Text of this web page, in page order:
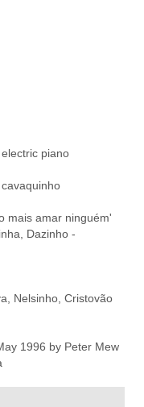
piano
mais amar ninguém'
Dazinho -
Nelsinho, Cristovão
1996 by Peter Mew